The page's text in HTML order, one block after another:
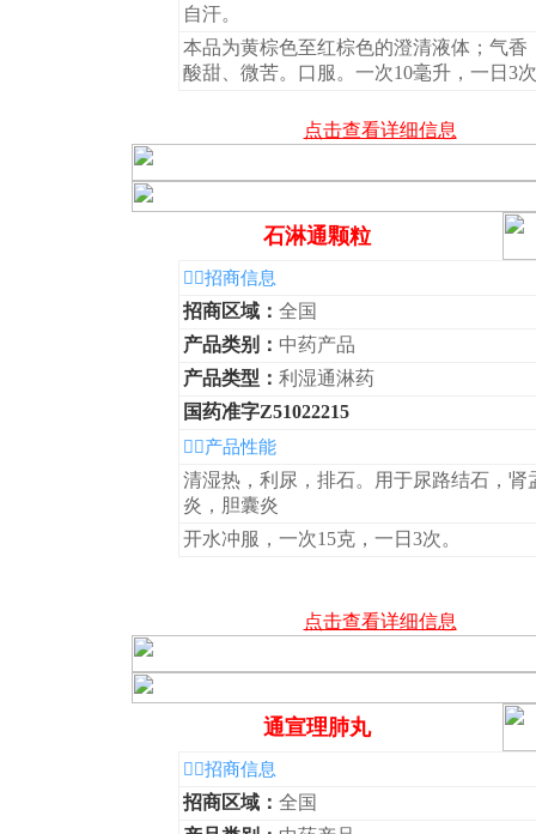
自汗。
本品为黄棕色至红棕色的澄清液体；气香
酸甜、微苦。口服。一次10毫升，一日3
点击查看详细信息
石淋通颗粒
◆招商信息
招商区域： 全国
产品类别： 中药产品
产品类型： 利湿通淋药
国药准字Z51022215
◆产品性能
清湿热，利尿，排石。用于尿路结石，肾
炎，胆囊炎
开水冲服，一次15克，一日3次。
点击查看详细信息
通宣理肺丸
◆招商信息
招商区域： 全国